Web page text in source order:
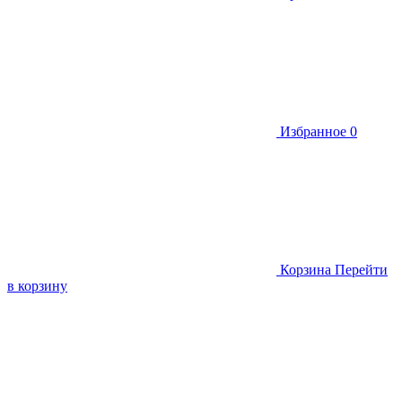
Избранное 0
Корзина Перейти
в корзину